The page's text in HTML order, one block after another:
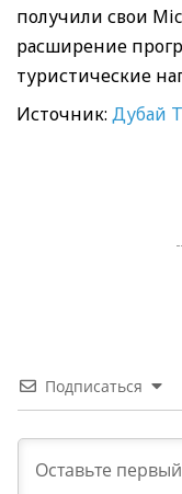
получили свои
расширение
туристические
Источник: Дубай
Подписаться